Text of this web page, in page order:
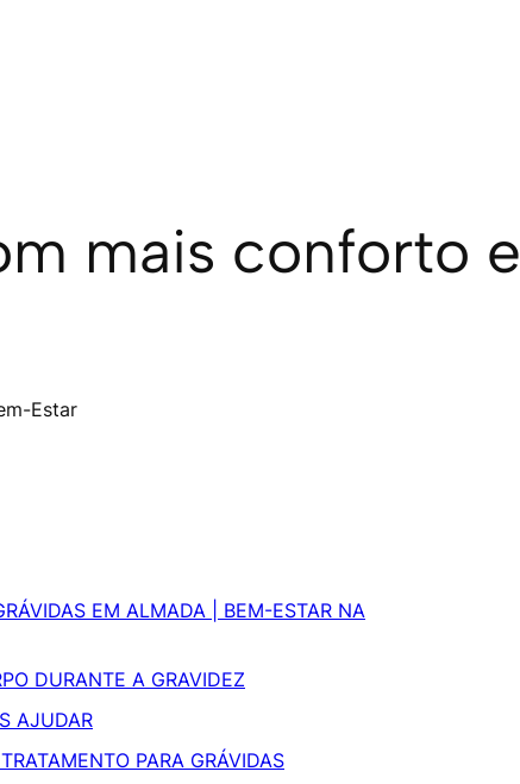
mais conforto e
EM ALMADA | BEM-ESTAR NA
DURANTE A GRAVIDEZ
AJUDAR
PARA GRÁVIDAS